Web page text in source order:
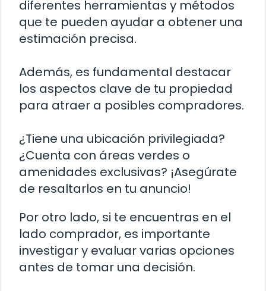
diferentes herramientas y métodos
que te pueden ayudar a obtener una
estimación precisa.
Además, es fundamental destacar
los aspectos clave de tu propiedad
para atraer a posibles compradores.
¿Tiene una ubicación privilegiada?
¿Cuenta con áreas verdes o
amenidades exclusivas? ¡Asegúrate
de resaltarlos en tu anuncio!
Por otro lado, si te encuentras en el
lado comprador, es importante
investigar y evaluar varias opciones
antes de tomar una decisión.